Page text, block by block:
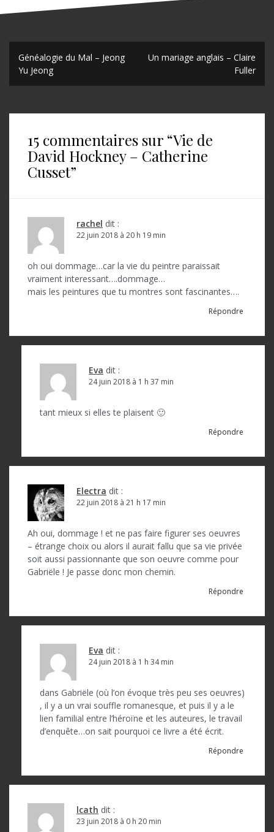
N
a
e
Généalogie du Mal – Jeong
Yu Jeong
Un mariage anglais – Claire
Fuller
15 commentaires sur “Vie de
David Hockney – Catherine
Cusset”
rachel dit :
22 juin 2018 à 20 h 19 min
oh oui dommage…car la vie du peintre paraissait
vraiment interessant….dommage…
mais les peintures que tu montres sont fascinantes….
Répondre
Eva dit :
24 juin 2018 à 1 h 37 min
tant mieux si elles te plaisent 🙂
Répondre
Electra dit :
22 juin 2018 à 21 h 17 min
Ah oui, dommage ! et ne pas faire figurer ses oeuvres
– étrange choix ou alors il aurait fallu que sa vie privée
soit aussi passionnante que son oeuvre comme pour
Gabriële ! Je passe donc mon chemin.
Répondre
Eva dit :
24 juin 2018 à 1 h 34 min
dans Gabriële (où l’on évoque très peu ses oeuvres)
, il y a un vrai souffle romanesque, et puis il y a le
lien familial entre l’héroïne et les auteures, le travail
d’enquête…on sait pourquoi ce livre a été écrit.
Répondre
lcath dit :
23 juin 2018 à 0 h 20 min